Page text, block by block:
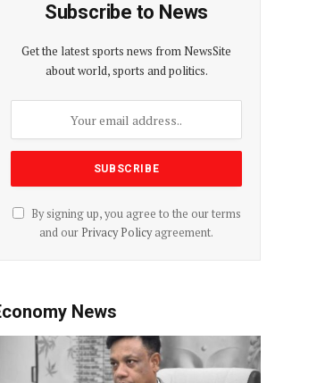
Subscribe to News
Get the latest sports news from NewsSite
about world, sports and politics.
By signing up, you agree to the our terms
and our Privacy Policyagreement.
News